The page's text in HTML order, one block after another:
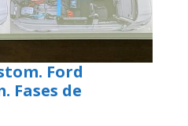
Ford
Fases de